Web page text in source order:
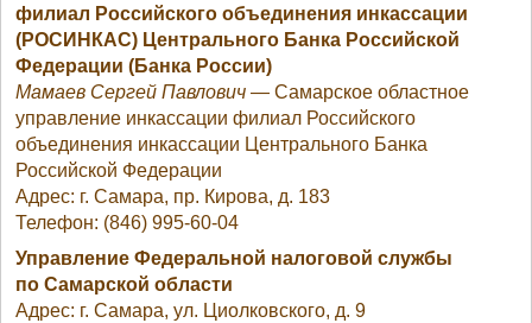
филиал Российского объединения инкассации
(РОСИНКАС) Центрального Банка Российской
Федерации (Банка России)
Мамаев Сергей Павлович — Самарское областное
управление инкассации филиал Российского
объединения инкассации Центрального Банка
Российской Федерации
Адрес: г. Самара, пр. Кирова, д. 183
Телефон: (846) 995-60-04
Управление Федеральной налоговой службы
по Самарской области
Адрес: г. Самара, ул. Циолковского, д. 9